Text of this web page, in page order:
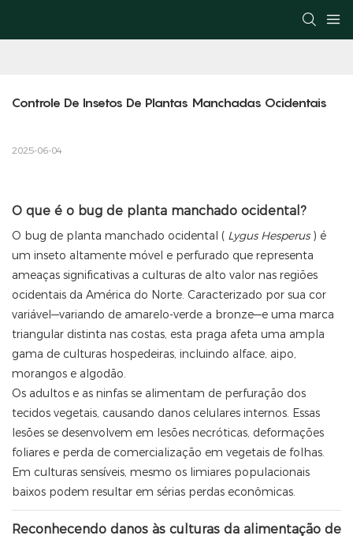
Controle De Insetos De Plantas Manchadas Ocidentais
2025-06-04
O que é o bug de planta manchado ocidental?
O bug de planta manchado ocidental ( Lygus Hesperus ) é
um inseto altamente móvel e perfurado que representa
ameaças significativas a culturas de alto valor nas regiões
ocidentais da América do Norte. Caracterizado por sua cor
variável—variando de amarelo-verde a bronze—e uma marca
triangular distinta nas costas, esta praga afeta uma ampla
gama de culturas hospedeiras, incluindo alface, aipo,
morangos e algodão.
Os adultos e as ninfas se alimentam de perfuração dos
tecidos vegetais, causando danos celulares internos. Essas
lesões se desenvolvem em lesões necróticas, deformações
foliares e perda de comercialização em vegetais de folhas.
Em culturas sensíveis, mesmo os limiares populacionais
baixos podem resultar em sérias perdas econômicas.
Reconhecendo danos às culturas da alimentação de